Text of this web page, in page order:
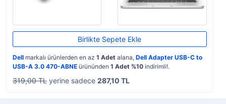
Birlikte Sepete Ekle
Dell markalı ürünlerden en az 1 Adet alana, Dell Adapter USB-C to
USB-A 3.0 470-ABNE ürününden 1 Adet %10 indirimli!.
319,00 TL yerine sadece 287,10 TL